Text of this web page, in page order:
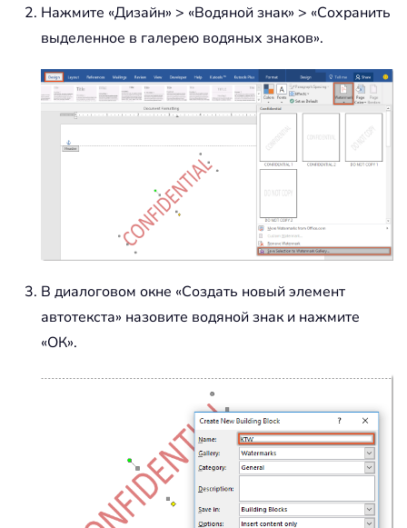
Нажмите «Дизайн» > «Водяной знак» > «Сохранить
выделенное в галерею водяных знаков».
В диалоговом окне «Создать новый элемент
автотекста» назовите водяной знак и нажмите
«ОК».